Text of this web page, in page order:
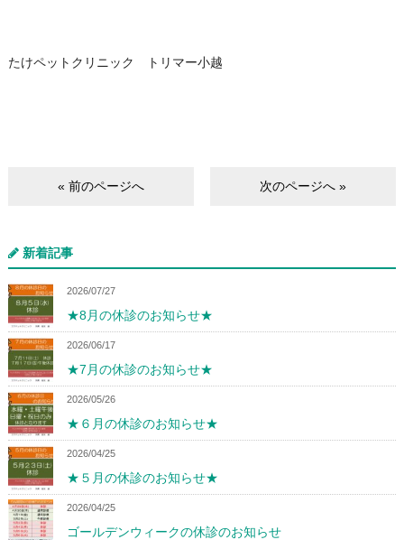
たけペットクリニック トリマー小越
« 前のページへ 次のページへ »
新着記事
2026/07/27
★8月の休診のお知らせ★
2026/06/17
★7月の休診のお知らせ★
2026/05/26
★６月の休診のお知らせ★
2026/04/25
★５月の休診のお知らせ★
2026/04/25
ゴールデンウィークの休診のお知らせ